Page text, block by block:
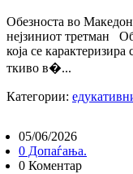
Обезноста во
нејзиниот третман
која се
ткиво в�...
Категории:
05/06/2026
0 Допаѓања.
0 Коментар